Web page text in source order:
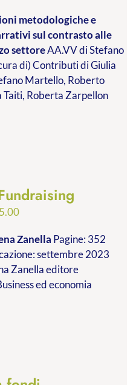
prezzo:
da
€9.99
a
€19.00
metodologiche e
sul contrasto alle
settoreAA.VV di Stefano
di) Contributi di Giulia
Martello, Roberto
Taiti, Roberta Zarpellon
Fascia
prezzo:
da
€24.99
a
Zanella Pagine: 352
settembre 2023
Zanella editore
ed economia